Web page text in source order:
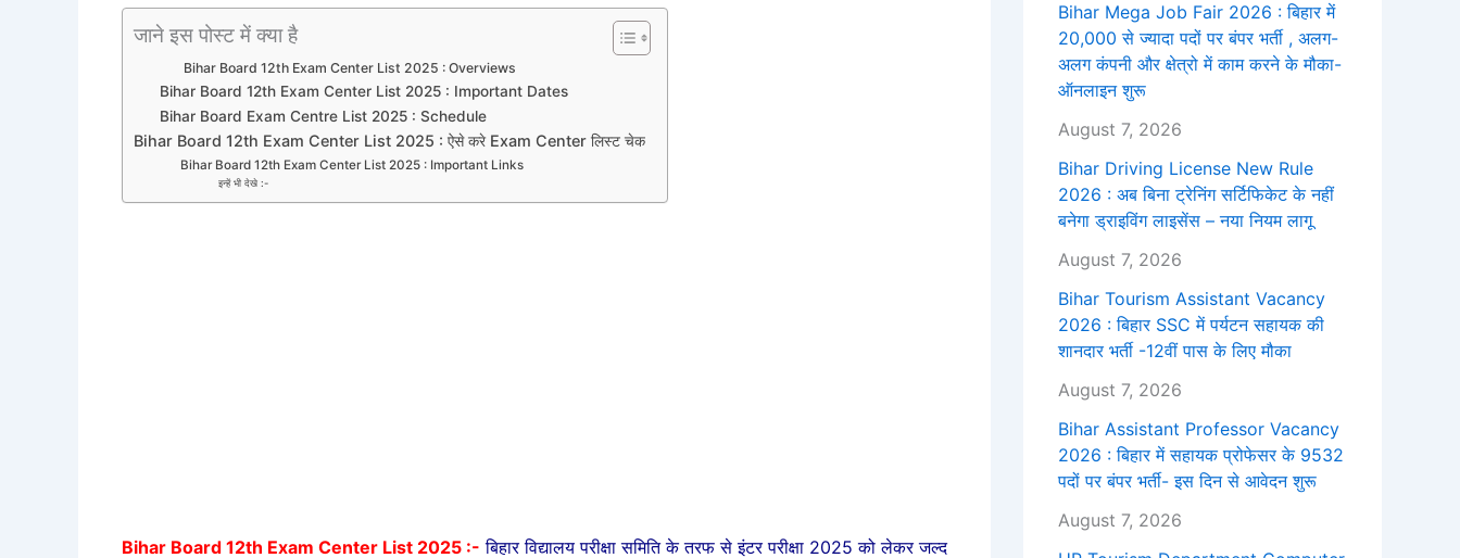
जाने इस पोस्ट में क्या है
Bihar Board 12th Exam Center List 2025 : Overviews
Bihar Board 12th Exam Center List 2025 : Important Dates
Bihar Board Exam Centre List 2025 : Schedule
Bihar Board 12th Exam Center List 2025 : ऐसे करे Exam Center लिस्ट चेक
Bihar Board 12th Exam Center List 2025 : Important Links
इन्हें भी देखे :-
Bihar Board 12th Exam Center List 2025 :- बिहार विद्यालय परीक्षा समिति के तरफ से इंटर परीक्षा 2025 को लेकर जल्द
Bihar Mega Job Fair 2026 : बिहार में
20,000 से ज्यादा पदों पर बंपर भर्ती , अलग-
अलग कंपनी और क्षेत्रो में काम करने के मौका-
ऑनलाइन शुरू
August 7, 2026
Bihar Driving License New Rule
2026 : अब बिना ट्रेनिंग सर्टिफिकेट के नहीं
बनेगा ड्राइविंग लाइसेंस – नया नियम लागू
August 7, 2026
Bihar Tourism Assistant Vacancy
2026 : बिहार SSC में पर्यटन सहायक की
शानदार भर्ती -12वीं पास के लिए मौका
August 7, 2026
Bihar Assistant Professor Vacancy
2026 : बिहार में सहायक प्रोफेसर के 9532
पदों पर बंपर भर्ती- इस दिन से आवेदन शुरू
August 7, 2026